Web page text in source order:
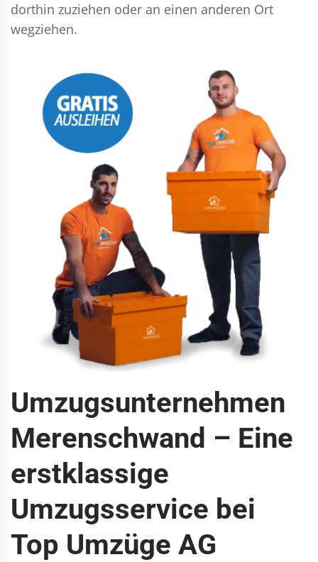
dorthin zuziehen oder an einen anderen Ort
wegziehen.
Umzugsunternehmen
Merenschwand – Eine
erstklassige
Umzugsservice bei
Top Umzüge AG